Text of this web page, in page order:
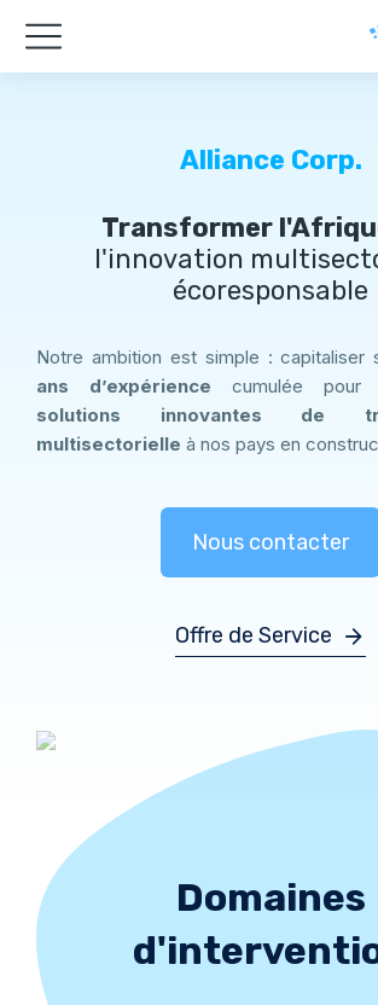
Alliance Corp.
Transformer
l'innovation
écoresponsable
Notre ambition est simple : capitaliser
ans d’expérience cumulée pour
solutions innovantes de
multisectorielle à nos pays en
Nous contacter
Offre de Service
Domaines